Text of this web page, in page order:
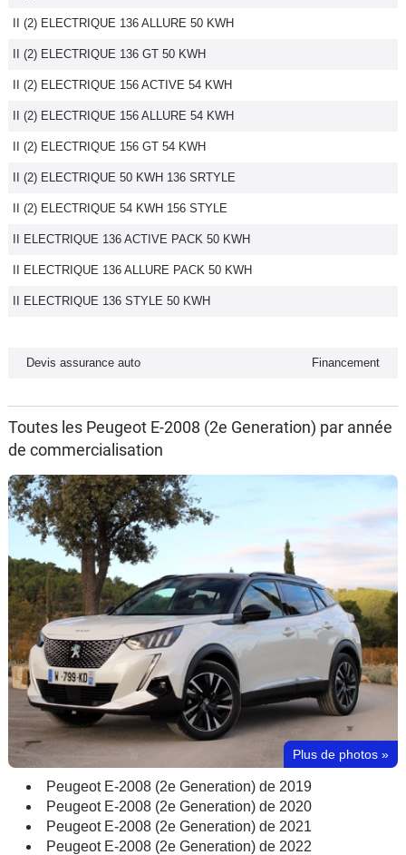
Flottes
Auto
Services
Forum
Moto
Marques
II (2) ELECTRIQUE 136 ALLURE 50 KWH
II (2) ELECTRIQUE 136 GT 50 KWH
II (2) ELECTRIQUE 156 ACTIVE 54 KWH
II (2) ELECTRIQUE 156 ALLURE 54 KWH
II (2) ELECTRIQUE 156 GT 54 KWH
II (2) ELECTRIQUE 50 KWH 136 SRTYLE
II (2) ELECTRIQUE 54 KWH 156 STYLE
II ELECTRIQUE 136 ACTIVE PACK 50 KWH
II ELECTRIQUE 136 ALLURE PACK 50 KWH
II ELECTRIQUE 136 STYLE 50 KWH
Devis assurance auto Financement
Toutes les Peugeot E-2008 (2e Generation) par année
de commercialisation
Plus de photos »
Peugeot E-2008 (2e Generation) de 2019
Peugeot E-2008 (2e Generation) de 2020
Peugeot E-2008 (2e Generation) de 2021
Peugeot E-2008 (2e Generation) de 2022